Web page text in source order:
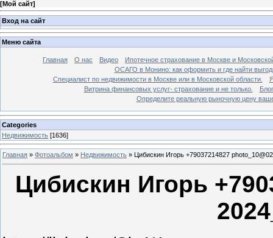
[Мой сайт]
Вход на сайт
Меню сайта
Главная О нас Видео
Ипотечное страхование в Москве и
ОСАГО в Монино: как оформить и где найти
Специалист по недвижимости в Москве или в Московской области.
Витрина финансовых услуг- страхование и не только.
Блог
Определите реальную рыночную цену
Categories
Недвижимость [1636]
Главная » Фотоальбом » Недвижимость » Цибискин Игорь +79037214827
Цибискин Игорь